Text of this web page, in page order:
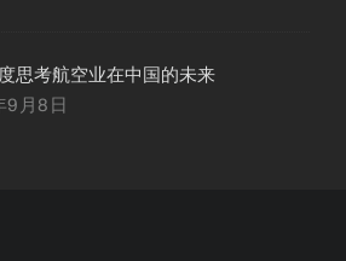
思考航空业在中国的未来
9月8日